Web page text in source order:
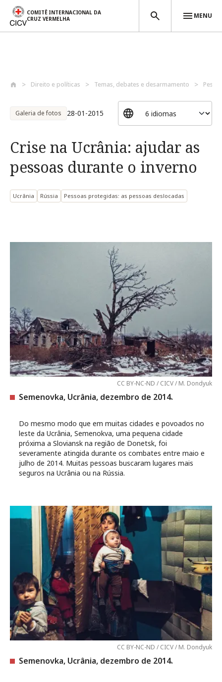
COMITÊ INTERNACIONAL DA
CRUZ VERMELHA
MENU
Direito e políticas Temas, debates e desarmamento
Galeria de fotos 28-01-2015
Crise na Ucrânia: ajudar as
pessoas durante o inverno
Ucrânia Rússia Pessoas protegidas: as pessoas deslocadas
CC BY-NC-ND / CICV / M. Dondyuk
Semenovka, Ucrânia, dezembro de 2014.
Do mesmo modo que em muitas cidades e povoados no
leste da Ucrânia, Semenokva, uma pequena cidade
próxima a Sloviansk na região de Donetsk, foi
severamente atingida durante os combates entre maio e
julho de 2014. Muitas pessoas buscaram lugares mais
seguros na Ucrânia ou na Rússia.
CC BY-NC-ND / CICV / M. Dondyuk
Semenovka, Ucrânia, dezembro de 2014.